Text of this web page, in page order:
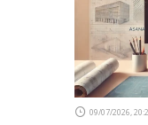
09/07/2026,